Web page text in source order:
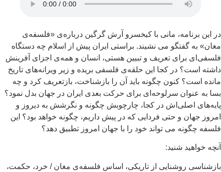
در این برنامه، مانی با کیخسرو آرش گرگین درباره‌ی «فلسفه‌ی
مغان» به گفتگو می نشیند. براستی ایران پیش از اسلام چه دستگاه
فلسفی‌ای برای تعریف و تبیین هستی، انسان و همه‌ی اجزای آفرینش
داشته است؟ در کجا این حلقه‌ی فلسفی بریده و زیر ویرانه‌های تاریخ
مانده است؟ کنون چگونه باید آن را بازشناخت، بازتعریف کرد و چه
بسا به عنوان سرلوحه‌ای برای حرکت بعدی ایران در جهان بدل نمود؟
پایه‌های اصلی‌اش در کجا، چارچوبش چگونه و نگرشش به دیروز و
امروز جهان و حتی فردایی که در پیش داریم، چگونه خواهد بود؟ این
فلسفه چگونه می تواند خود را با جهان امروز تطبیق دهد؟
آنچه خواهید شنید:
بازشناسی روشنایی از تاریکی، اساس فلسفه‌ی مغان / خرد، حکمت،